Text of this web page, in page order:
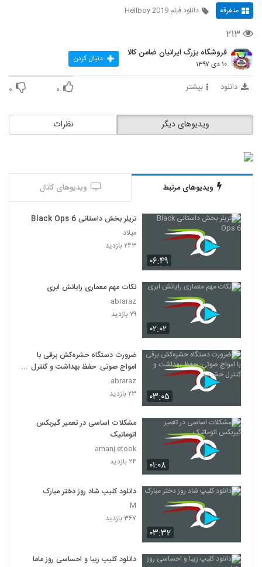
متفرقه دانلود فيلم Hellboy 2019
۲۱۳
فروشگاه بزرگ ایرانیان ضامن کالا
۱۰ دی ۱۳۹۷ دنبال کردن
دانلود بیشتر ۰ ۰
نظرات ویدیوهای دیگر
ویدیوهای مرتبط ویدیوهای کانال
۰۶:۴۹
تریلر بخش داستانی Black Ops 6
میلاد
۲۴۳ بازدید
۰۲:۰۲
نکات مهم معماری رایانش ابری
abraraz
۲۹ بازدید
۰۳:۰۵
ضرورت دستگاه حشره‌کش برقی با
امواج صوتی: حفظ بهداشت و کنترل
حشرات
abraraz
۲۳ بازدید
۰۱:۰۸
مشکلات اساسی در تعمیر گیربکس
اتوماتیک
amanj.etook
۲۴ بازدید
۰۳:۳۲
دانلود کلیپ شاد روز دختر مبارک
M
۳۶۷ بازدید
دانلود کلیپ زیبا و احساسی روز ماما